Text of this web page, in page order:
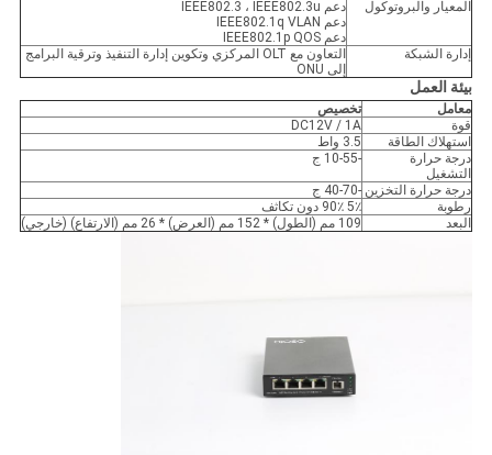
المعيار والبروتوكول
دعم IEEE802.3 ، IEEE802.3u
دعم IEEE802.1q VLAN
دعم IEEE802.1p QOS
إدارة الشبكة
التعاون مع OLT المركزي وتكوين إدارة التنفيذ وترقية البرامج
إلى ONU
بيئة العمل
معامل
تخصيص
قوة
DC12V / 1A
استهلاك الطاقة
3.5 واط
درجة حرارة
التشغيل
-10-55 ج
درجة حرارة التخزين -40-70 ج
رطوبة
5٪ 90٪ دون تكاثف
البعد
109 مم (الطول) * 152 مم (العرض) * 26 مم (الارتفاع) (خارجي)